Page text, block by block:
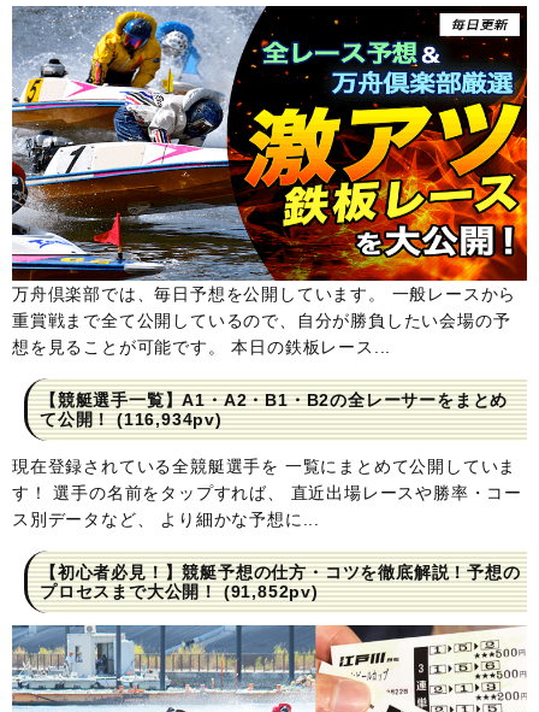
万舟倶楽部では、毎日予想を公開しています。 一般レースから
重賞戦まで全て公開しているので、自分が勝負したい会場の予
想を見ることが可能です。 本日の鉄板レース...
【競艇選手一覧】A1・A2・B1・B2の全レーサーをまとめ
て公開！(116,934pv)
現在登録されている全競艇選手を 一覧にまとめて公開していま
す！ 選手の名前をタップすれば、 直近出場レースや勝率・コー
ス別データなど、 より細かな予想に...
【初心者必見！】競艇予想の仕方・コツを徹底解説！予想の
プロセスまで大公開！(91,852pv)